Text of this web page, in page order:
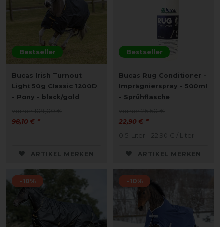
Bestseller
Bucas Irish Turnout
Light 50g Classic 1200D
- Pony - black/gold
98,10 € *
ARTIKEL MERKEN
Bestseller
Bucas Rug Conditioner -
Imprägnierspray - 500ml
- Sprühflasche
22,90 € *
0.5 Liter | 22,90 € / Liter
ARTIKEL MERKEN
-10% -10%